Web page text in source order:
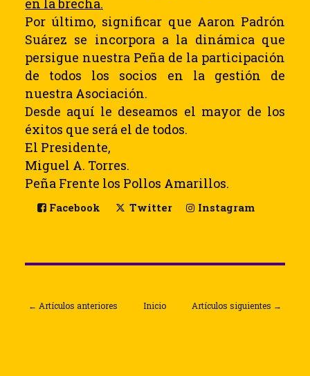
Por último, significar que Aaron Padrón
Suárez se incorpora a la dinámica que
persigue nuestra Peña de la participación
de todos los socios en la gestión de
nuestra Asociación.
Desde aquí le deseamos el mayor de los
éxitos que será el de todos.
El Presidente,
Miguel A. Torres.
Peña Frente los Pollos Amarillos.
Facebook Twitter Instagram
← Artículos anteriores Artículos siguientes →
Inicio